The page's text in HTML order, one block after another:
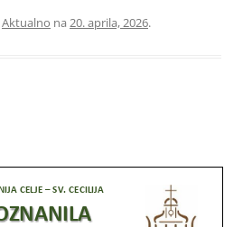
Aktualno na 20. aprila, 2026.